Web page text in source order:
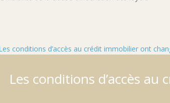
Les conditions d’accès